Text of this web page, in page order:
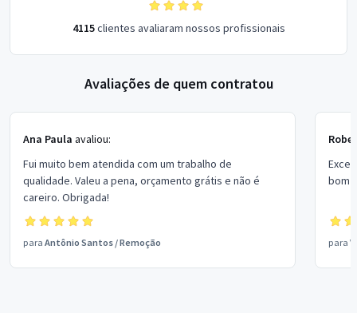
4115clientes avaliaram nossos profissionais
Avaliações de quem contratou
Ana Paula avaliou:
Fui muito bem atendida com um trabalho de
qualidade. Valeu a pena, orçamento grátis e não é
careiro. Obrigada!
para Antônio Santos /Remoção
bom
para